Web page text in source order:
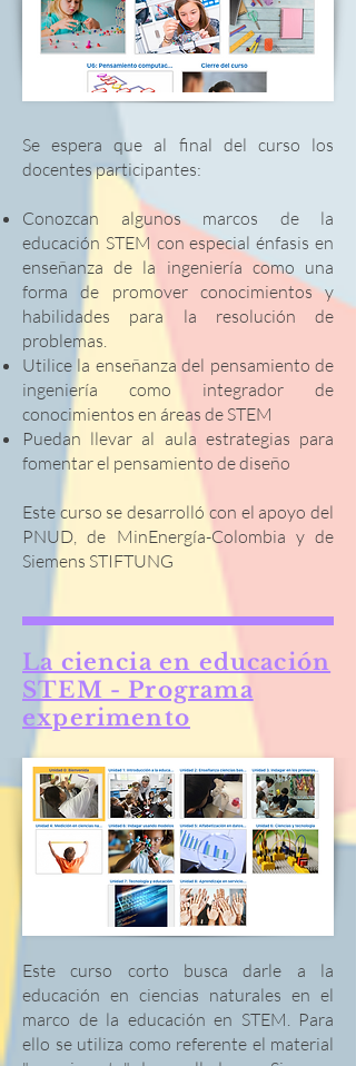
Se espera que al final del curso los
docentes participantes:
Conozcan algunos marcos de la
educación STEM con especial énfasis en
enseñanza de la ingeniería como una
forma de promover conocimientos y
habilidades para la resolución de
problemas.
Utilice la enseñanza del pensamiento de
ingeniería como integrador de
conocimientos en áreas de STEM
Puedan llevar al aula estrategias para
fomentar el pensamiento de diseño
Este curso se desarrolló con el apoyo del
PNUD, de MinEnergía-Colombia y de
Siemens STIFTUNG
La ciencia en educación
STEM - Programa
experimento
Este curso corto busca darle a la
educación en ciencias naturales en el
marco de la educación en STEM. Para
ello se utiliza como referente el material